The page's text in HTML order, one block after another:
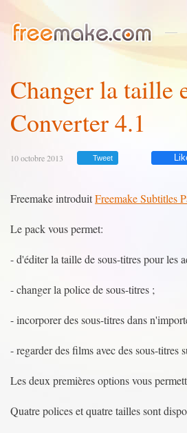
Changer la taille
Converter 4.1
10 octobre 2013 Tweet
Freemake introduitFreemake Subtitles
Le pack vous permet:
- d'éditer la taille de sous-titres pour les
- changer la police de sous-titres ;
- incorporer des sous-titres dans
- regarder des films avec des sous-
Les deux premières options vous
Quatre polices et quatre tailles sont